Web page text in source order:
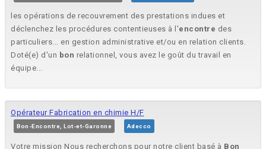
les opérations de recouvrement des prestations indues et
déclenchez les procédures contentieuses à l'encontre des
particuliers... en gestion administrative et/ou en relation clients.
Doté(e) d'un bon relationnel, vous avez le goût du travail en
équipe...
Opérateur Fabrication en chimie H/F
Bon-Encontre, Lot-et-Garonne Adecco
Votre mission Nous recherchons pour notre client basé à Bon